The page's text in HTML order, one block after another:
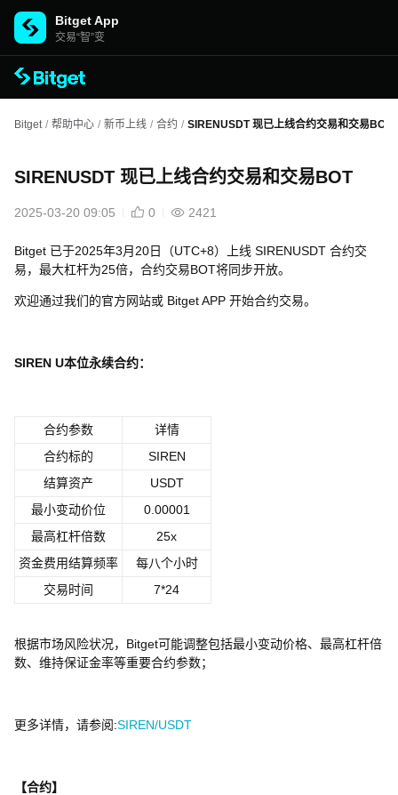
Bitget App
交易“智”变
Bitget / 帮助中心 / 新币上线 / 合约 / SIRENUSDT 现已上线合约交易和交易BOT
SIRENUSDT 现已上线合约交易和交易BOT
2025-03-20 09:05 0 2421
Bitget 已于2025年3月20日（UTC+8）上线 SIRENUSDT 合约交
易，最大杠杆为25倍，合约交易BOT将同步开放。
欢迎通过我们的官方网站或 Bitget APP 开始合约交易。
SIREN U本位永续合约：
合约参数
详情
合约标的
SIREN
结算资产
USDT
最小变动价位
0.00001
最高杠杆倍数
25x
资金费用结算频率
每八个小时
交易时间
7*24
根据市场风险状况，Bitget可能调整包括最小变动价格、最高杠杆倍
数、维持保证金率等重要合约参数；
更多详情，请参阅:SIREN/USDT
【合约】